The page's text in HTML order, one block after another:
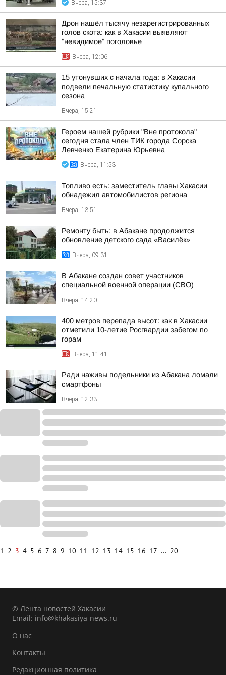
Вчера, 15:37
Дрон нашёл тысячу незарегистрированных
голов скота: как в Хакасии выявляют
"невидимое" поголовье
Вчера, 12:06
15 утонувших с начала года: в Хакасии
подвели печальную статистику купального
сезона
Вчера, 15:21
Героем нашей рубрики "Вне протокола"
сегодня стала член ТИК города Сорска
Левченко Екатерина Юрьевна
Вчера, 11:53
Топливо есть: заместитель главы Хакасии
обнадежил автомобилистов региона
Вчера, 13:51
Ремонту быть: в Абакане продолжится
обновление детского сада «Василёк»
Вчера, 09:31
В Абакане создан совет участников
специальной военной операции (СВО)
Вчера, 14:20
400 метров перепада высот: как в Хакасии
отметили 10-летие Росгвардии забегом по
горам
Вчера, 11:41
Ради наживы подельники из Абакана ломали
смартфоны
Вчера, 12:33
1 2 3 4 5 6 7 8 9 10 11 12 13 14 15 16 17 ... 20
© Лента новостей Хакасии
Email: info@khakasiya-news.ru
О нас
Контакты
Редакционная политика